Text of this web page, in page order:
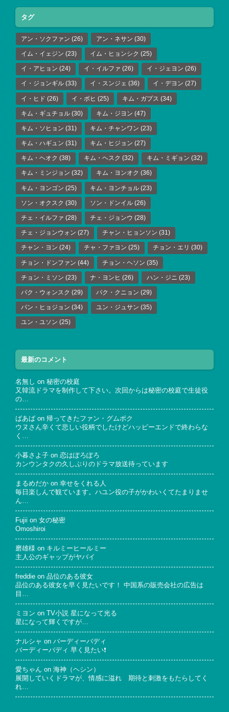
タグ
アン・ソクファン (26) アン・ネサン (30)
イム・イェジン (23) イム・ヒョンシク (25)
イ・アヒョン (24) イ・イルファ (26) イ・ジェヨン (26)
イ・ジョンギル (33) イ・スンジェ (36) イ・デヨン (27)
イ・ヒド (26) イ・ボヒ (25) キム・ガプス (34)
キム・ギュチョル (30) キム・ジヨン (47)
キム・ソヒョン (31) キム・チャンワン (23)
キム・ハギュン (31) キム・ヒジョン (27)
キム・ヘオク (38) キム・ヘスク (32) キム・ミギョン (32)
キム・ミンジョン (32) キム・ヨンオク (36)
キム・ヨンゴン (25) キム・ヨンチョル (23)
ソン・オクスク (30) ソン・ドンイル (26)
チェ・イルファ (28) チェ・ジョンウ (28)
チェ・ジョンウォン (27) チャン・ヒョンソン (31)
チャン・ヨン (24) チャ・ファヨン (25) チョン・エリ (30)
チョン・ドンファン (44) チョン・ヘソン (35)
チョン・ミソン (23) ナ・ヨンヒ (26) ハン・ジニ (23)
パク・ウォンスク (29) パク・クニョン (29)
パン・ヒョジョン (34) ユン・ジュサン (35)
ユン・ユソン (25)
最新のコメント
名無し on 秘密の校庭
又韓流ドラマを制作して下さい。次回からは秘密の校庭で生徒役
の…
ばあば on 帰ってきたファン・グムボク
ウヌさん辛くて悲しい役柄でしたけどハッピーエンドで終わらな
く…
小暮さよ子 on 恋はぽろぽろ
カンウンタクの久しぶりのドラマ放送待っています
まるめだか on 幸せをくれる人
毎日楽しんで観ています。ハユン役の子がかわいくてたまりませ
ん…
Fujii on 女の秘密
Omoshiroi
磨雄様 on キルミーヒールミー
主人公のギャップがヤバイ
freddie on 品位のある彼女
品位のある彼女を早く見たいです！ 中国系の販売会社の広告は
目…
ミヨン on
TV小説 星になって光る
星になって輝くですが…
ナルシャ on バーディーバディ
バーディーバディ 早く見たい❗
愛ちゃん on 海神（ヘシン）
展開していくドラマが、情感に溢れ 期待と刺激をもたらしてく
れ…